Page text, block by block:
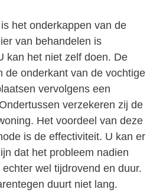
het onderkappen van de
van behandelen is
kan het niet zelf doen. De
de onderkant van de vochtige
vervolgens een
verzekeren zij de
Het voordeel van deze
is de effectiviteit. U kan er
dat het probleem nadien
wel tijdrovend en duur.
duurt niet lang.